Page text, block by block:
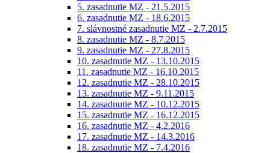
5. zasadnutie MZ - 21.5.2015
6. zasadnutie MZ - 18.6.2015
7. slávnostné zasadnutie MZ - 2.7.2015
8. zasadnutie MZ - 8.7.2015
9. zasadnutie MZ - 27.8.2015
10. zasadnutie MZ - 13.10.2015
11. zasadnutie MZ - 16.10.2015
12. zasadnutie MZ - 28.10.2015
13. zasadnutie MZ - 9.11.2015
14. zasadnutie MZ - 10.12.2015
15. zasadnutie MZ - 16.12.2015
16. zasadnutie MZ - 4.2.2016
17. zasadnutie MZ - 14.3.2016
18. zasadnutie MZ - 7.4.2016